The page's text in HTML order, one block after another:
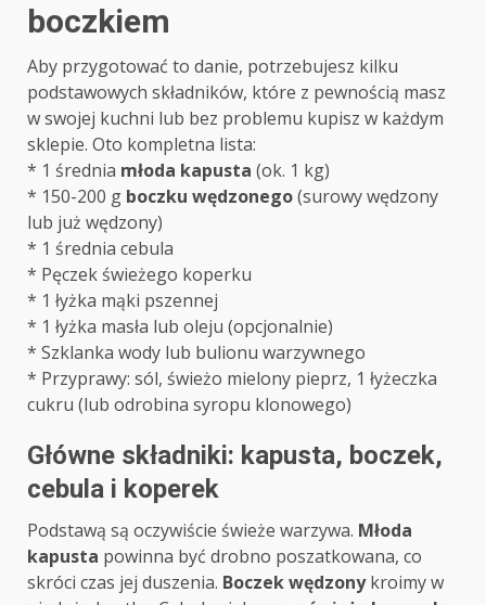
boczkiem
Aby przygotować to danie, potrzebujesz kilku
podstawowych składników, które z pewnością masz
w swojej kuchni lub bez problemu kupisz w każdym
sklepie. Oto kompletna lista:
* 1 średnia młoda kapusta (ok. 1 kg)
* 150-200 g boczku wędzonego(surowy wędzony
lub już wędzony)
* 1 średnia cebula
* Pęczek świeżego koperku
* 1 łyżka mąki pszennej
* 1 łyżka masła lub oleju (opcjonalnie)
* Szklanka wody lub bulionu warzywnego
* Przyprawy: sól, świeżo mielony pieprz, 1 łyżeczka
cukru (lub odrobina syropu klonowego)
Główne składniki: kapusta, boczek,
cebula i koperek
Podstawą są oczywiście świeże warzywa. Młoda
kapusta powinna być drobno poszatkowana, co
skróci czas jej duszenia. Boczek wędzonykroimy w